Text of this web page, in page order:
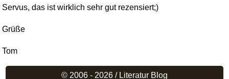
Servus, das ist wirklich sehr gut rezensiert;)
Grüße
Tom
© 2006 - 2026 / Literatur Blog